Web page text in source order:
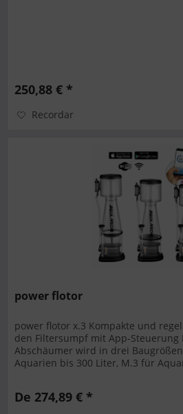
250,88 € *
Recordar
power flotor
power flotor x.3 Kompakte und
den Filtersumpf mit App-Steuerung
Abschäumer wird in drei
Aquarien bis 300 Liter, M.3 für
De 274,89 € *